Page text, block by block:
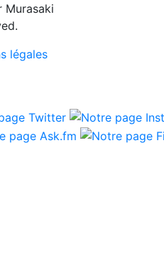
Murasaki
légales